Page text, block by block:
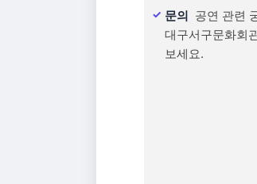
문의 공연 관련
대구서구문화회
보세요.